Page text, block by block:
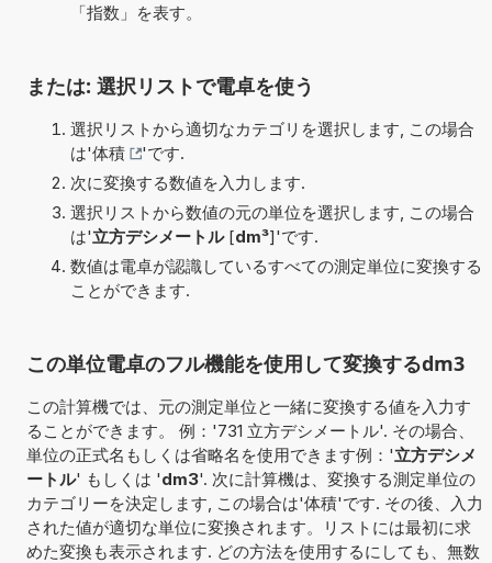
「指数」を表す。
または: 選択リストで電卓を使う
選択リストから適切なカテゴリを選択します, この場合
は'体積
'です.
次に変換する数値を入力します.
選択リストから数値の元の単位を選択します, この場合
は'立方デシメートル[dm³]'です.
数値は電卓が認識しているすべての測定単位に変換する
ことができます.
この単位電卓のフル機能を使用して変換するdm3
この計算機では、元の測定単位と一緒に変換する値を入力す
ることができます。 例：'731 立方デシメートル'. その場合、
単位の正式名もしくは省略名を使用できます例：'立方デシメ
ートル' もしくは 'dm3'. 次に計算機は、変換する測定単位の
カテゴリーを決定します, この場合は'体積'です. その後、入力
された値が適切な単位に変換されます。リストには最初に求
めた変換も表示されます. どの方法を使用するにしても、無数